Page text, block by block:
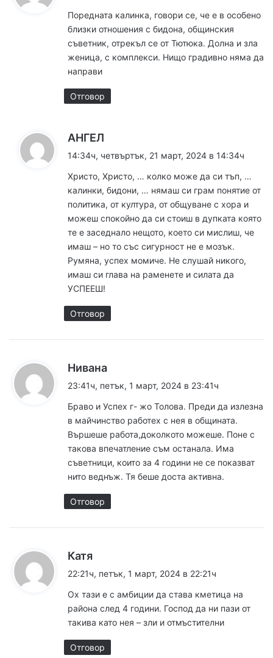
а
:
Поредната калинка, говори се, че е в особено
близки отношения с бидона, общинския
съветник, отрекъл се от Тютюка. Долна и зла
женица, с комплекси. Нищо градивно няма да
направи
Отговор
АНГЕЛ
а
14:34ч, четвъртък, 21 март, 2024 в 14:34ч
Христо, Христо, … колко може да си тъп, …
калинки, бидони, … нямаш си грам понятие от
политика, от култура, от общуване с хора и
можеш спокойно да си стоиш в дупката която
те е заседнало нещото, което си мислиш, че
имаш – но то със сигурност не е мозък.
Румяна, успех момиче. Не слушай никого,
имаш си глава на раменете и силата да
УСПЕЕШ!
Отговор
Нивана
а
:
23:41ч, петък, 1 март, 2024 в 23:41ч
Браво и Успех г- жо Толова. Преди да излезна
в майчинство работех с нея в общината.
Вършеше работа,доколкото можеше. Поне с
такова впечатление съм останала. Има
съветници, които за 4 години не се показват
нито веднъж. Тя беше доста активна.
Отговор
Катя
а
:
22:21ч, петък, 1 март, 2024 в 22:21ч
Ох тази е с амбиции да става кметица на
района след 4 години. Господ да ни пази от
такива като нея – зли и отмъстителни
Отговор